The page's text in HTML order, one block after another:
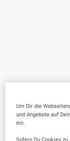
Um Dir die
und Angebote auf
ein.
Sofern Du Cookies